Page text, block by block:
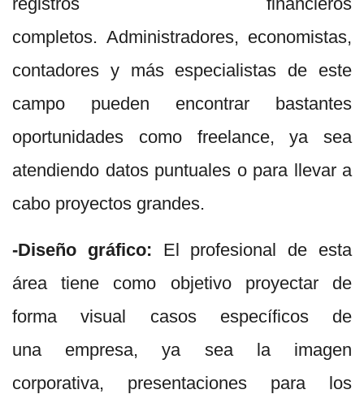
completos. Administradores, economistas,
contadores y más especialistas de este
campo pueden encontrar bastantes
oportunidades como freelance, ya sea
atendiendo datos puntuales o para llevar a
cabo proyectos grandes.
-Diseño gráfico: El profesional de esta
área tiene como objetivo proyectar de
forma visual casos específicos de
una empresa, ya sea la imagen
corporativa, presentaciones para los